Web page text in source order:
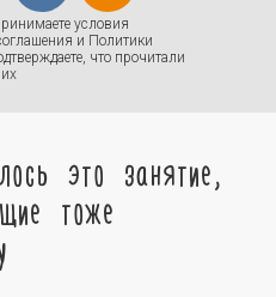
условия
и Политики
что прочитали
их
это занятие,
тоже